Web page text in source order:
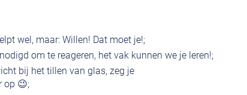
wel, maar: Willen! Dat moet je!;
om te reageren, het vak kunnen we je leren!;
bij het tillen van glas, zeg je
op 😉;